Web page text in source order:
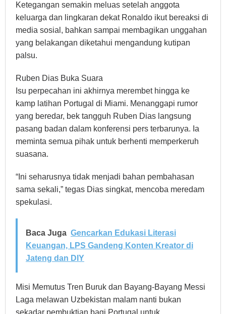
Ketegangan semakin meluas setelah anggota
keluarga dan lingkaran dekat Ronaldo ikut bereaksi di
media sosial, bahkan sampai membagikan unggahan
yang belakangan diketahui mengandung kutipan
palsu.
Ruben Dias Buka Suara
Isu perpecahan ini akhirnya merembet hingga ke
kamp latihan Portugal di Miami. Menanggapi rumor
yang beredar, bek tangguh Ruben Dias langsung
pasang badan dalam konferensi pers terbarunya. Ia
meminta semua pihak untuk berhenti memperkeruh
suasana.
“Ini seharusnya tidak menjadi bahan pembahasan
sama sekali,” tegas Dias singkat, mencoba meredam
spekulasi.
Baca Juga Gencarkan Edukasi Literasi
Keuangan, LPS Gandeng Konten Kreator di
Jateng dan DIY
Misi Memutus Tren Buruk dan Bayang-Bayang Messi
Laga melawan Uzbekistan malam nanti bukan